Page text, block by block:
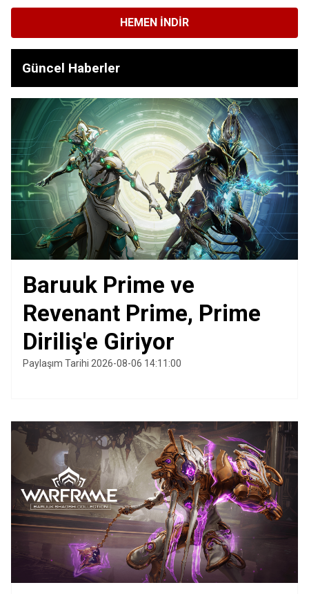
HEMEN İNDIR
Güncel Haberler
Baruuk Prime ve
Revenant Prime, Prime
Diriliş'e Giriyor
Paylaşım Tarihi 2026-08-06 14:11:00